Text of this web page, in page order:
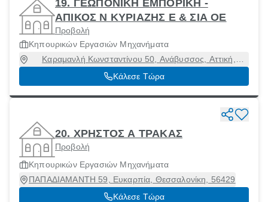
19. ΓΕΩΠΟΝΙΚΗ ΕΜΠΟΡΙΚΗ -
ΑΠΙΚΟΣ Ν ΚΥΡΙΑΖΗΣ Ε & ΣΙΑ ΟΕ
Προβολή
Κηπουρικών Εργασιών Μηχανήματα
Καραμανλή Κωνσταντίνου 50, Ανάβυσσος, Αττική,
19013
Κάλεσε Τώρα
20. ΧΡΗΣΤΟΣ Α ΤΡΑΚΑΣ
Προβολή
Κηπουρικών Εργασιών Μηχανήματα
ΠΑΠΑΔΙΑΜΑΝΤΗ 59, Ευκαρπία, Θεσσαλονίκη, 56429
Κάλεσε Τώρα